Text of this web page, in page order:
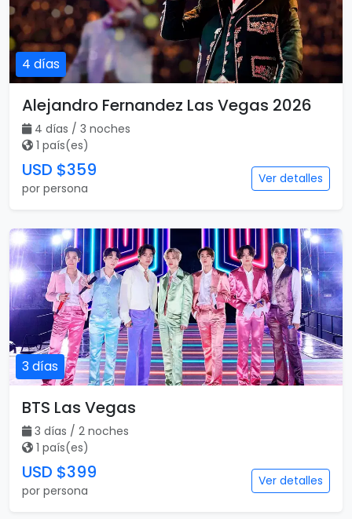
4 días
Alejandro Fernandez Las Vegas 2026
4 días / 3 noches
1 país(es)
USD $359
por persona
Ver detalles
3 días
BTS Las Vegas
3 días / 2 noches
1 país(es)
USD $399
por persona
Ver detalles